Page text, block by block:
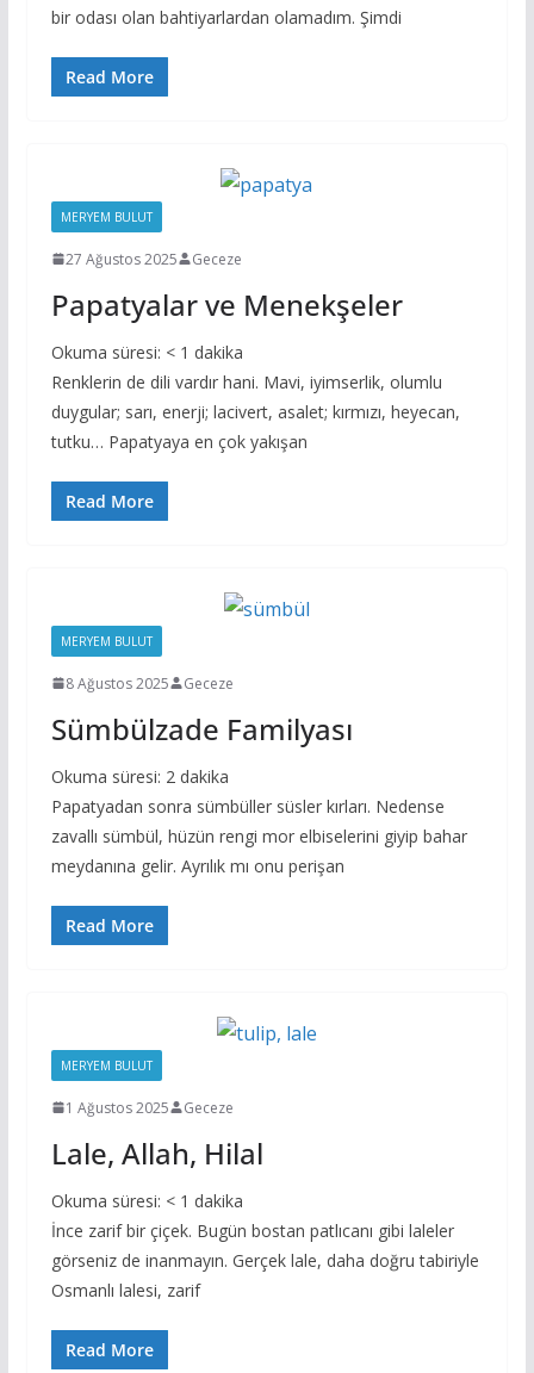
bir odası olan bahtiyarlardan olamadım. Şimdi
Read More
MERYEM BULUT
27 Ağustos 2025 Geceze
Papatyalar ve Menekşeler
Okuma süresi: < 1 dakika
Renklerin de dili vardır hani. Mavi, iyimserlik, olumlu
duygular; sarı, enerji; lacivert, asalet; kırmızı, heyecan,
tutku… Papatyaya en çok yakışan
Read More
MERYEM BULUT
8 Ağustos 2025 Geceze
Sümbülzade Familyası
Okuma süresi: 2 dakika
Papatyadan sonra sümbüller süsler kırları. Nedense
zavallı sümbül, hüzün rengi mor elbiselerini giyip bahar
meydanına gelir. Ayrılık mı onu perişan
Read More
MERYEM BULUT
1 Ağustos 2025 Geceze
Lale, Allah, Hilal
Okuma süresi: < 1 dakika
İnce zarif bir çiçek. Bugün bostan patlıcanı gibi laleler
görseniz de inanmayın. Gerçek lale, daha doğru tabiriyle
Osmanlı lalesi, zarif
Read More